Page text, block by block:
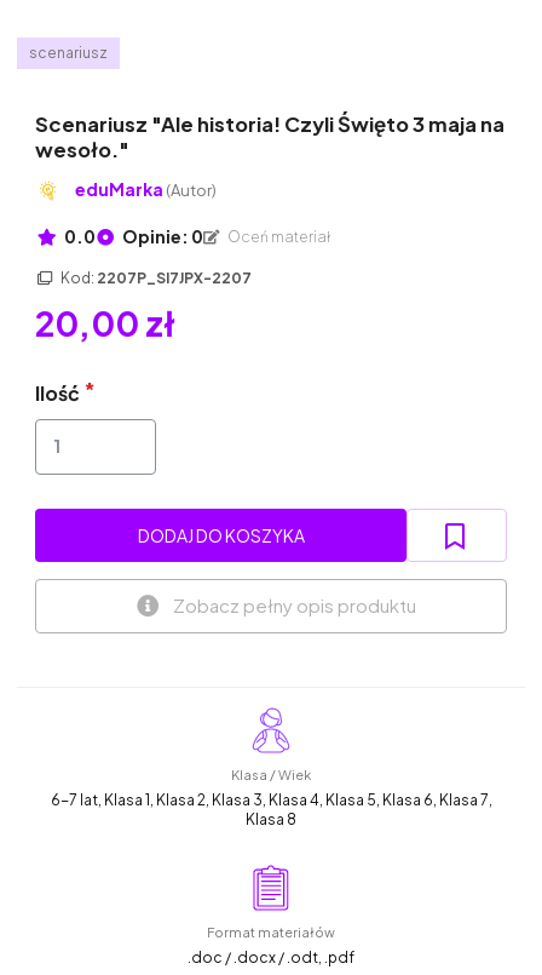
scenariusz
Scenariusz "Ale historia! Czyli Święto 3 maja na
wesoło."
eduMarka (Autor)
0.0 Opinie: 0 Oceń materiał
Kod: 2207P_SI7JPX-2207
20,00 zł
Ilość
DODAJ DO KOSZYKA
Zobacz pełny opis produktu
Klasa / Wiek
6-7 lat, Klasa 1, Klasa 2, Klasa 3, Klasa 4, Klasa 5, Klasa 6, Klasa 7,
Klasa 8
Format materiałów
.doc / .docx / .odt, .pdf